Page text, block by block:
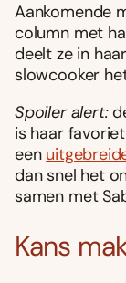
Aankomende
column met
deelt ze in
slowcooker
Spoiler alert:
is haar
een
dan snel het
samen met
Kans